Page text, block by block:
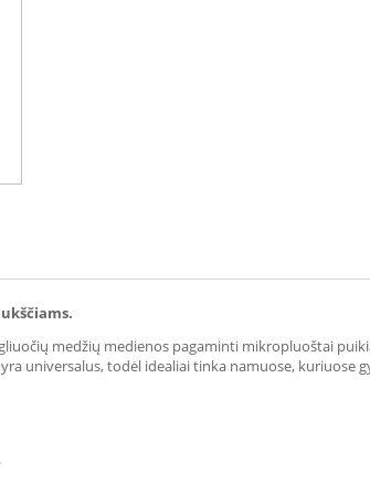
medžių medienos pagaminti mikropluoštai
universalus, todėl idealiai tinka namuose, kuriuose